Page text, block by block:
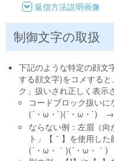
返信方法説明画像
制御文字の取扱
下記のような特定の顔文
する顔文字)をコメする
ク」扱いされ正しく表示
コードブロック扱いに
(´・ω・`)(´・ω・`)
ならない例：左眉（
ト」【｀】を使用し
(´・ω・｀)(´・ω・